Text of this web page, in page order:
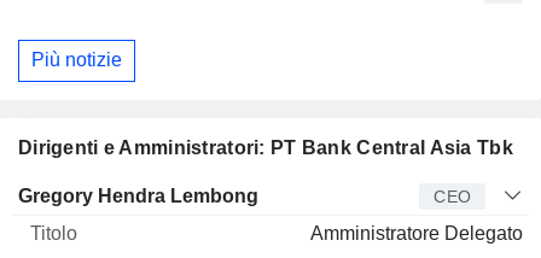
Più notizie
Dirigenti e Amministratori: PT Bank Central Asia Tbk
Manager Titolo Età Da
Gregory Hendra Lembong CEO
Amministratore Delegato